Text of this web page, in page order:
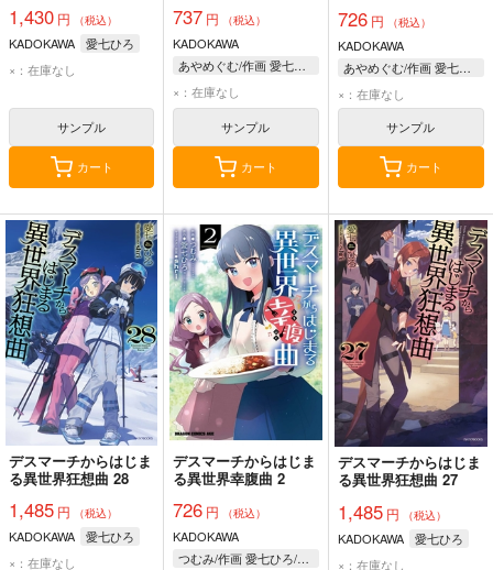
1,430 円 （税込）
KADOKAWA
愛七ひろ
×：在庫なし
サンプル
カート
737 円 （税込）
KADOKAWA
あやめぐむ/作画 愛七ひろ/原作 shri/キャラクター原案
×：在庫なし
サンプル
カート
726円 （税込）
KADOKAWA
あやめぐむ/作画 愛七ひろ/原作 shri/キャラクター原案
×：在庫なし
サンプル
カート
デスマーチからはじま
る異世界狂想曲 28
1,485 円 （税込）
KADOKAWA
愛七ひろ
×：在庫なし
デスマーチからはじま
る異世界幸腹曲 2
726 円 （税込）
KADOKAWA
つむみ/作画 愛七ひろ/原作 shri/キャラクター原案
デスマーチからはじま
る異世界狂想曲 27
1,485円 （税込）
KADOKAWA
愛七ひろ
×：在庫なし